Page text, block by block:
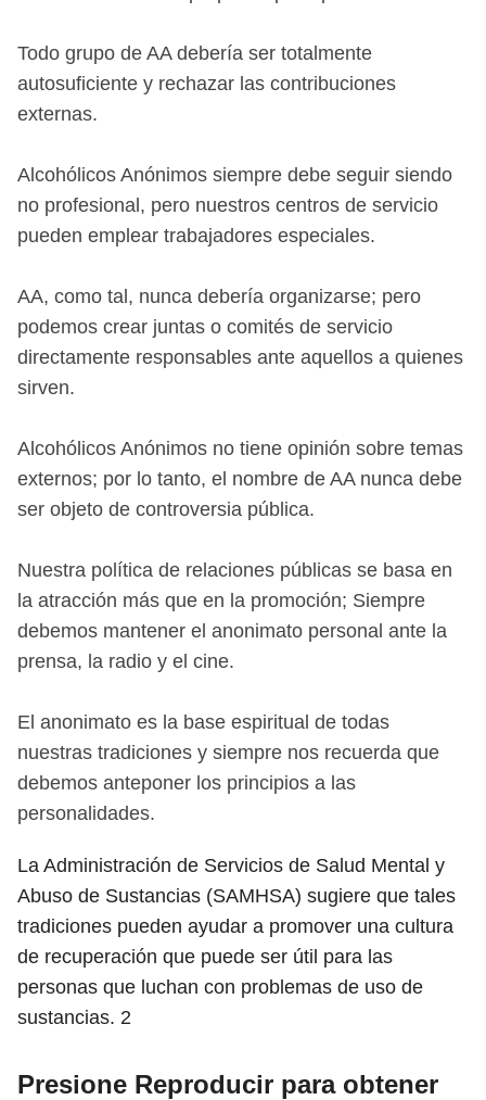
Todo grupo de AA debería ser totalmente
autosuficiente y rechazar las contribuciones
externas.
Alcohólicos Anónimos siempre debe seguir siendo
no profesional, pero nuestros centros de servicio
pueden emplear trabajadores especiales.
AA, como tal, nunca debería organizarse; pero
podemos crear juntas o comités de servicio
directamente responsables ante aquellos a quienes
sirven.
Alcohólicos Anónimos no tiene opinión sobre temas
externos; por lo tanto, el nombre de AA nunca debe
ser objeto de controversia pública.
Nuestra política de relaciones públicas se basa en
la atracción más que en la promoción; Siempre
debemos mantener el anonimato personal ante la
prensa, la radio y el cine.
El anonimato es la base espiritual de todas
nuestras tradiciones y siempre nos recuerda que
debemos anteponer los principios a las
personalidades.
La Administración de Servicios de Salud Mental y
Abuso de Sustancias (SAMHSA) sugiere que tales
tradiciones pueden ayudar a promover una cultura
de recuperación que puede ser útil para las
personas que luchan con problemas de uso de
sustancias. 2
Presione Reproducir para obtener